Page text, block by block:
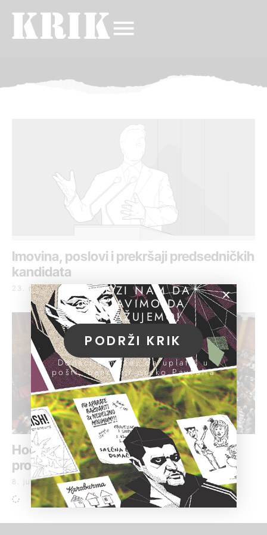
Imovina, poslovi i prekršaji predsedničkih
kandidata
23. mart 2017.
Hoće li se odbor za bezbednost baviti
problemom praćenja novinara
8. jul 2016.
POMOZI NAM DA
NASTAVIMO DA
ISTRAŽUJEMO!
PODRŽI KRIK
Donacije možeš da uplatiš u
pošti, banci ili preko PayPal-a